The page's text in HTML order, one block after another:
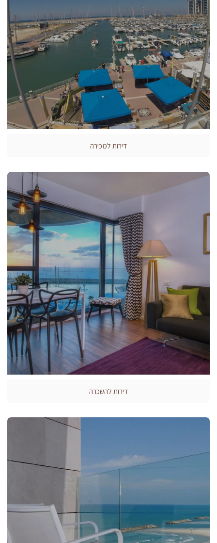
דירות למכירה
דירות להשכרה